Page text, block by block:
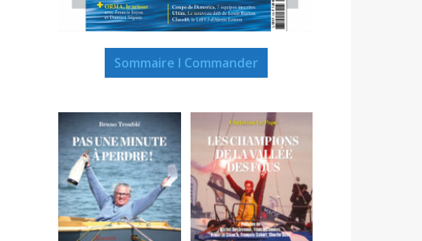
Sommaire I Commander